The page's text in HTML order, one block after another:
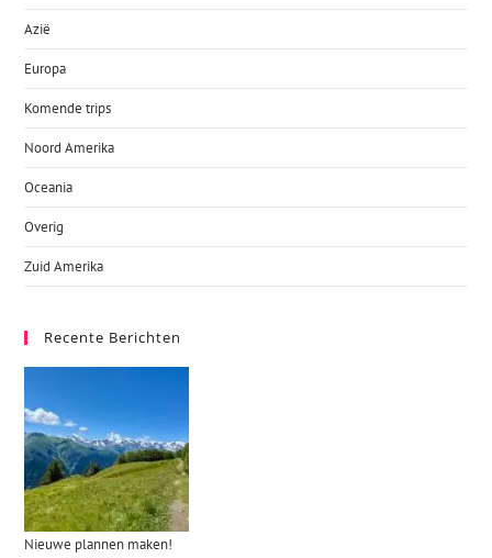
Azië
Europa
Komende trips
Noord Amerika
Oceania
Overig
Zuid Amerika
Recente Berichten
Nieuwe plannen maken!